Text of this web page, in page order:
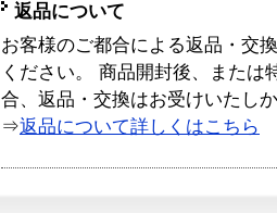
返品について
お客様のご都合による返品・交
ください。 商品開封後、または
合、返品・交換はお受けいたし
⇒返品について詳しくはこちら